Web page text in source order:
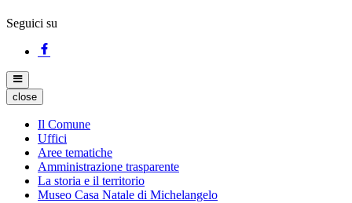
Seguici su
close
Il Comune
Uffici
Aree tematiche
Amministrazione trasparente
La storia e il territorio
Museo Casa Natale di Michelangelo